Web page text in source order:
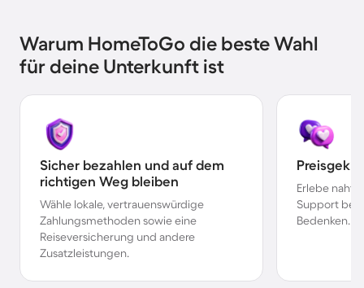
Warum HomeToGo die beste Wahl
für deine Unterkunft ist
Sicher bezahlen und auf dem
richtigen Weg bleiben
Wähle lokale, vertrauenswürdige
Zahlungsmethoden sowie eine
Reiseversicherung und andere
Zusatzleistungen.
Erlebe
Support bei
Bedenken.